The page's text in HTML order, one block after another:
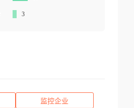
3
监控企业